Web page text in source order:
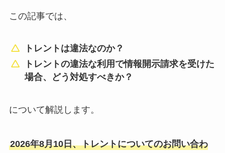
この記事では、
トレントは違法なのか？
トレントの違法な利用で情報開示請求を受けた
場合、どう対処すべきか？
について解説します。
2026年8月10日、トレントについてのお問い合わ